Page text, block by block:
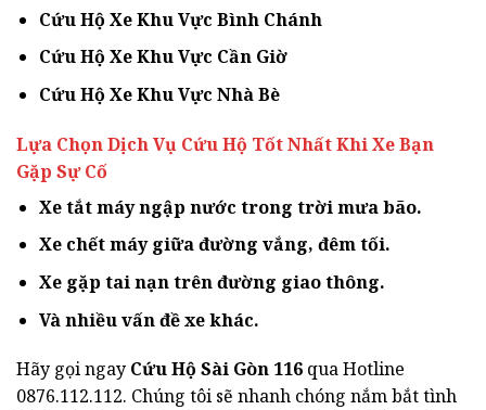
Cứu Hộ Xe Khu Vực Bình Chánh
Cứu Hộ Xe Khu Vực Cần Giờ
Cứu Hộ Xe Khu Vực Nhà Bè
Lựa Chọn Dịch Vụ Cứu Hộ Tốt Nhất Khi Xe Bạn
Gặp Sự Cố
Xe tắt máy ngập nước trong trời mưa bão.
Xe chết máy giữa đường vắng, đêm tối.
Xe gặp tai nạn trên đường giao thông.
Và nhiều vấn đề xe khác.
Hãy gọi ngay Cứu Hộ Sài Gòn 116 qua Hotline
0876.112.112. Chúng tôi sẽ nhanh chóng nắm bắt tình